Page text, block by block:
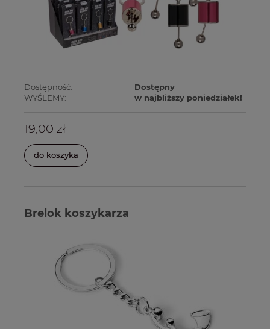
Dostępność:
Dostępny
WYŚLEMY:
w najbliższy poniedziałek!
19,00 zł
do koszyka
Brelok koszykarza